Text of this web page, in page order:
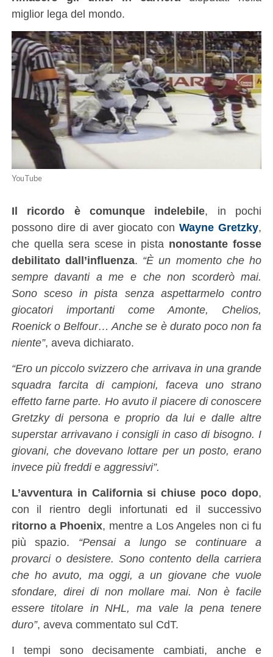
miglior lega del mondo.
YouTube
Il ricordo è comunque indelebile, in pochi
possono dire di aver giocato conWayne Gretzky,
che quella sera scese in pista nonostante fosse
debilitato dall’influenza. “È un momento che ho
sempre davanti a me e che non scorderò mai.
Sono sceso in pista senza aspettarmelo contro
giocatori importanti come Amonte, Chelios,
Roenick o Belfour… Anche se è durato poco non fa
niente”, aveva dichiarato.
“Ero un piccolo svizzero che arrivava in una grande
squadra farcita di campioni, faceva uno strano
effetto farne parte. Ho avuto il piacere di conoscere
Gretzky di persona e proprio da lui e dalle altre
superstar arrivavano i consigli in caso di bisogno. I
giovani, che dovevano lottare per un posto, erano
invece più freddi e aggressivi”.
L’avventura in California si chiuse poco dopo,
con il rientro degli infortunati ed il successivo
ritorno a Phoenix, mentre a Los Angeles non ci fu
più spazio. “Pensai a lungo se continuare a
provarci o desistere. Sono contento della carriera
che ho avuto, ma oggi, a un giovane che vuole
sfondare, direi di non mollare mai. Non è facile
essere titolare in NHL, ma vale la pena tenere
duro”, aveva commentato sul CdT.
I tempi sono decisamente cambiati, anche e